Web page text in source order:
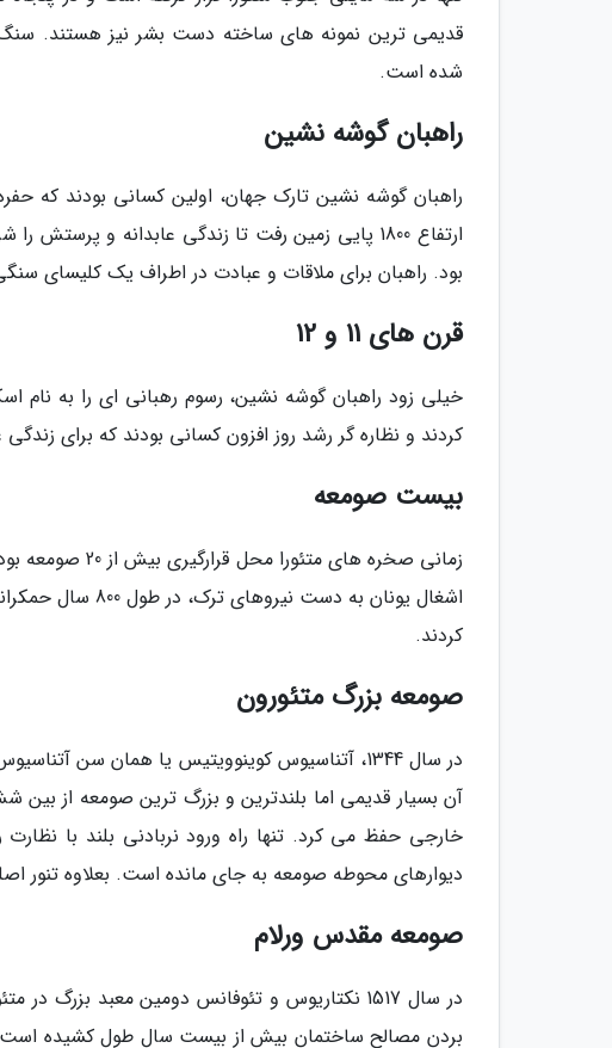
قدیمی ترین نمونه های ساخته دست بشر نیز هستند. سنگ
شده است.
راهبان گوشه نشین
راهبان گوشه نشین تارک جهان، اولین کسانی بودند که
ارتفاع 1800 پایی زمین رفت تا زندگی عابدانه و
بود. راهبان برای ملاقات و عبادت در اطراف یک کلیسای
قرن های 11 و 12
خیلی زود راهبان گوشه نشین، رسوم رهبانی ای را به نام
کردند و نظاره گر رشد روز افزون کسانی بودند که برای زندگی
بیست صومعه
زمانی صخره های
اشغال یونان به
کردند.
صومعه بزرگ متئورون
در سال 1344، آتناسیوس کوینوویتیس یا همان سن
آن بسیار قدیمی اما بلندترین و بزرگ ترین صومعه از بین
خارجی حفظ می کرد. تنها راه ورود نربادنی بلند با
دیوارهای محوطه صومعه به جای مانده است. بعلاوه تنور
صومعه مقدس ورلام
در سال 1517 نکتاریوس و تئوفانس دومین معبد بزرگ
بردن مصالح ساختمان بیش از بیست سال طول کشیده